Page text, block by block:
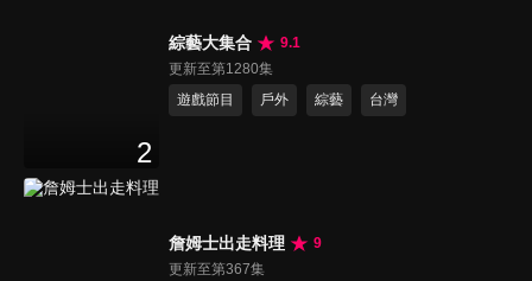
2
綜藝大集合
9.1
更新至第1280集
遊戲節目
戶外 綜藝 台灣
詹姆士出走料理
9
更新至第367集